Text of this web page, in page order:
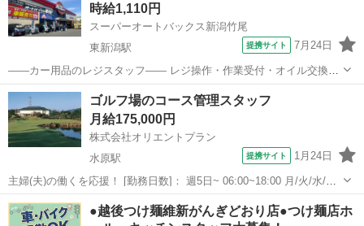
心スタート★★ 「派遣...
時給1,110円
スーパーオートバックス新潟竹尾
東新潟駅
提携サイト 7月24日
——カー用品のレジスタッフ—— レジ操作・作業受付・オイル交換受
付・タイヤ交換受付などをお願いします。 接客未経験・業界未経験の
方でも先輩が サポートしてくれるので安心して働けます☆ アルバイ
ト,パート ◆交通費規定...
新潟 新潟市 東新潟駅 フロント
ゴルフ場のコース管理スタッフ
月給175,000円
株式会社オリエントプラン
水原駅
提携サイト 1月24日
主婦(夫)の働くを応援！ [勤務日数]： 週5日~ 06:00~18:00 月/火/水/木/
金/土/日 などから選べます [勤務地・最寄駅]： 新潟県阿賀野市保田
5107-7 イーストヒルゴルフクラブ 水原駅自動車15分...
新潟 阿賀野市 水原駅 その他
●越後つけ麺維新がんぎどおり店●つけ麺店ホ